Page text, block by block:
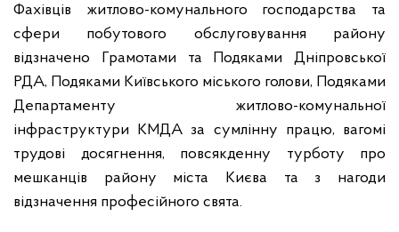
Фахівців житлово-комунального господарства та
сфери побутового обслуговування району
відзначено Грамотами та Подяками Дніпровської
РДА, Подяками Київського міського голови, Подяками
Департаменту житлово-комунальної
інфраструктури КМДА за сумлінну працю, вагомі
трудові досягнення, повсякденну турботу про
мешканців району міста Києва та з нагоди
відзначення професійного свята.